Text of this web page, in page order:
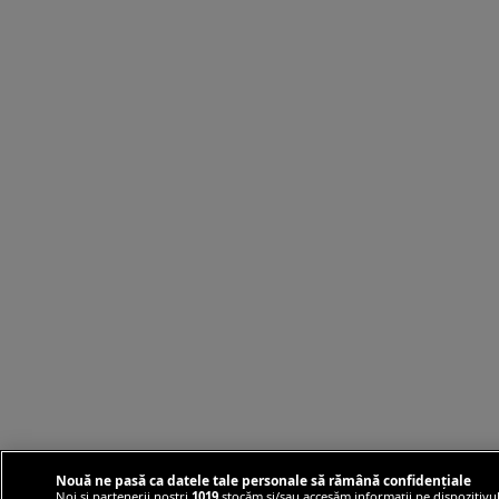
Nouă ne pasă ca datele tale personale să rămână confidențiale